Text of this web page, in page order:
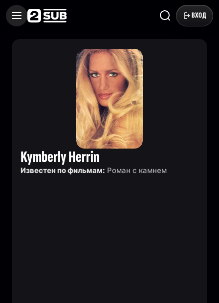
ВХОД
Kymberly Herrin
Известен по фильмам: Роман с камнем